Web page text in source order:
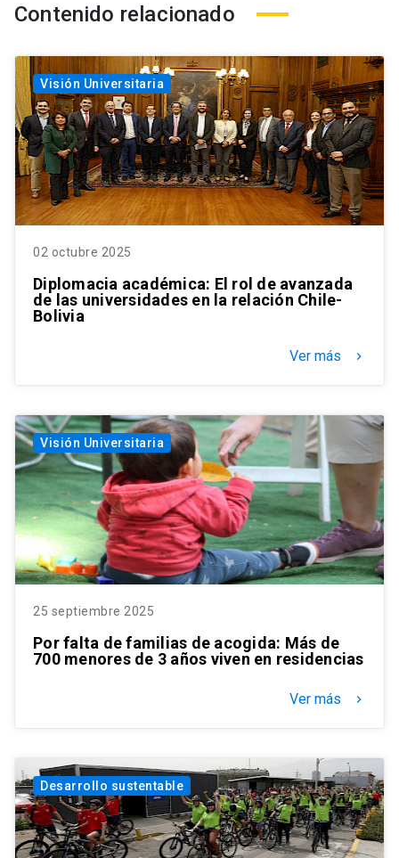
Contenido relacionado
Visión Universitaria
02 octubre 2025
Diplomacia académica: El rol de avanzada
de las universidades en la relación Chile-
Bolivia
Ver más keyboard_arrow_right
Visión Universitaria
25 septiembre 2025
Por falta de familias de acogida: Más de
700 menores de 3 años viven en residencias
Ver más keyboard_arrow_right
Desarrollo sustentable